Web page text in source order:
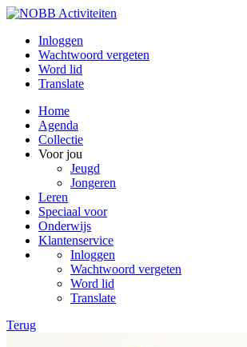
Inloggen
Wachtwoord vergeten
Word lid
Translate
Home
Agenda
Collectie
Voor jou
Jeugd
Jongeren
Leren
Speciaal voor
Onderwijs
Klantenservice
Inloggen
Wachtwoord vergeten
Word lid
Translate
Terug